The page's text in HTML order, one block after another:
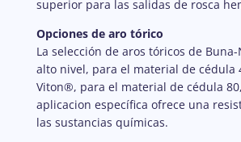
superior para las salidas de rosca
Opciones de aro tórico
La selección de aros tóricos de Buna-
alto nivel, para el material de cédula
Viton®, para el material de cédula
aplicacion específica ofrece una
las sustancias químicas.